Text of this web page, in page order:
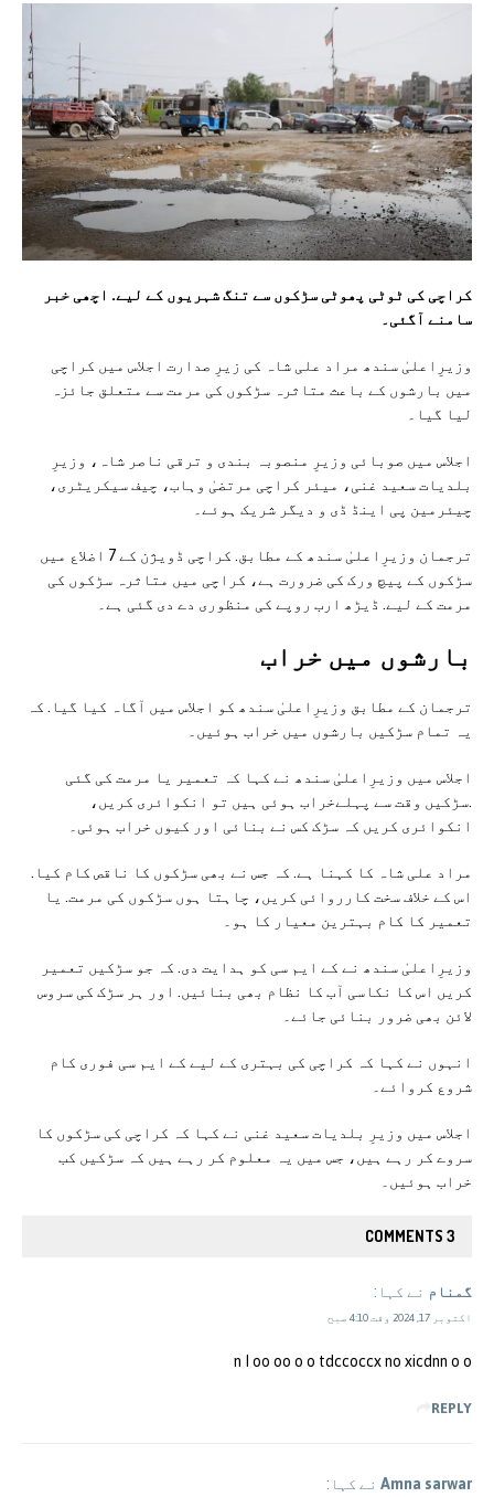
کراچی کی ٹوٹی پھوٹی سڑکوں سے تنگ شہریوں کے لیے. اچھی خبر
سامنے آگئی۔
وزیرِاعلیٰ سندھ مراد علی شاہ کی زیرِ صدارت اجلاس میں کراچی
میں بارشوں کے باعث متاثرہ سڑکوں کی مرمت سے متعلق جائزہ
لیا گیا۔
اجلاس میں صوبائی وزیرِ منصوبہ بندی و ترقی ناصر شاہ، وزیرِ
بلدیات سعید غنی، میئر کراچی مرتضیٰ وہاب، چیف سیکریٹری،
چیئرمین پی اینڈ ڈی و دیگر شریک ہوئے۔
ترجمان وزیرِاعلیٰ سندھ کے مطابق. کراچی ڈویژن کے 7 اضلاع میں
سڑکوں کے پیچ ورک کی ضرورت ہے، کراچی میں متاثرہ سڑکوں کی
مرمت کے لیے. ڈیڑھ ارب روپے کی منظوری دے دی گئی ہے۔
بارشوں میں خراب
ترجمان کے مطابق وزیرِاعلیٰ سندھ کو اجلاس میں آگاہ کیا گیا. کہ
یہ تمام سڑکیں بارشوں میں خراب ہوئیں۔
اجلاس میں وزیرِاعلیٰ سندھ نے کہا کہ تعمیر یا مرمت کی گئی
.سڑکیں وقت سے پہلےخراب ہوئی ہیں تو انکوائری کریں،
انکوائری کریں کہ سڑک کس نے بنائی اور کیوں خراب ہوئی۔
مراد علی شاہ کا کہنا ہے. کہ جس نے بھی سڑکوں کا ناقص کام کیا.
اس کے خلاف سخت کارروائی کریں، چاہتا ہوں سڑکوں کی مرمت. یا
تعمیر کا کام بہترین معیار کا ہو۔
وزیرِاعلیٰ سندھ نے کے ایم سی کو ہدایت دی. کہ جو سڑکیں تعمیر
کریں اس کا نکاسی آب کا نظام بھی بنائیں. اور ہر سڑک کی سروس
لائن بھی ضرور بنائی جائے۔
انہوں نے کہا کہ کراچی کی بہتری کے لیے کے ایم سی فوری کام
شروع کروائے۔
اجلاس میں وزیرِ بلدیات سعید غنی نے کہا کہ کراچی کی سڑکوں کا
سروے کر رہے ہیں، جس میں یہ معلوم کر رہے ہیں کہ سڑکیں کب
خراب ہوئیں۔
3 COMMENTS
گمنام نے کہا:
اکتوبر 17, 2024 وقت 4:10 صبح
n I oo oo o o tdccoccx no xicdnn o o
REPLY
Amna sarwar نے کہا: